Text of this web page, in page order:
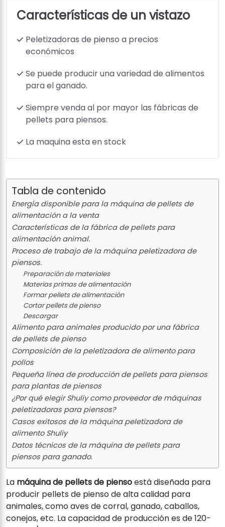
Características de un vistazo
Peletizadoras de pienso a precios
económicos
Se puede producir una variedad de alimentos
para el ganado.
Siempre venda al por mayor las fábricas de
pellets para piensos.
La maquina esta en stock
Tabla de contenido
Energía disponible para la máquina de pellets de
alimentación a la venta
Características de la fábrica de pellets para
alimentación animal.
Proceso de trabajo de la máquina peletizadora de
piensos.
Preparación de materiales
Materias primas de alimentación
Formar pellets de alimentación
Cortar pellets de pienso
Descargar
Alimento para animales producido por una fábrica
de pellets de pienso
Composición de la peletizadora de alimento para
pollos
Pequeña línea de producción de pellets para piensos
para plantas de piensos
¿Por qué elegir Shuliy como proveedor de máquinas
peletizadoras para piensos?
Casos exitosos de la máquina peletizadora de
alimento Shuliy
Datos técnicos de la máquina de pellets para
piensos para ganado.
La máquina de pellets de piensoestá diseñada para
producir pellets de pienso de alta calidad para
animales, como aves de corral, ganado, caballos,
conejos, etc. La capacidad de producción es de 120-